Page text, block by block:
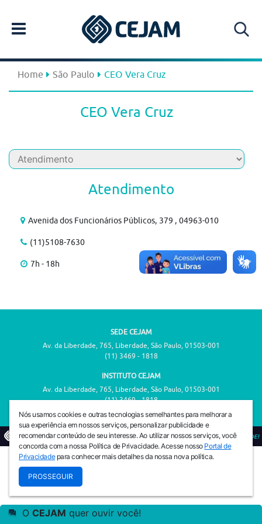
Home São Paulo CEO Vera Cruz
CEO Vera Cruz
Atendimento
Avenida dos Funcionários Públicos, 379 , 04963-010
(11)5108-7630
7h - 18h
SEDE CEJAM
Av. da Liberdade, 765, Liberdade, São Paulo, 01503-001
(11) 3469 - 1818
INSTITUTO CEJAM
Av. da Liberdade, 765, Liberdade, São Paulo, 01503-001
(11) 3469 - 1818
© 2026 PREVENIR É VIVER COM QUALIDADE!
Nós usamos cookies e outras tecnologias semelhantes para melhorar a
sua experiência em nossos serviços, personalizar publicidade e
recomendar conteúdo de seu interesse. Ao utilizar nossos serviços, você
concorda com a nossa Política de Privacidade. Acesse nosso Portal de
Privacidadepara conhecer mais detalhes da nossa nova política.
PROSSEGUIR
O CEJAM quer ouvir você!